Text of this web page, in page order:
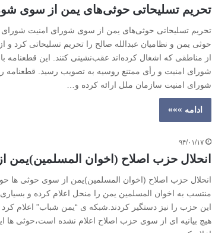
تحریم تسلیحاتی حوثی‌های یمن از سوی
تحریم تسلیحاتی حوثی‌های یمن از سوی شورای امنیت
حوثی یمن و نظامیان عبدالله صالح را تحریم تسلیحاتی کرد و
از مناطقی که اشغال کرده‌اند عقب‌نشینی کنند. این قطعنامه
شورای امنیت و رأی ممتنع روسیه به تصویب رسید. قطعنامه‌
شورای امنیت سازمان ملل ارائه کرده و…
ادامه »»»
۹۴/۰۱/۱۷
انحلال حزب اصلاح (اخوان المسلمین)یمن
انحلال حزب اصلاح (اخوان المسلمین)یمن از سوی حوثی ها
منتسب به اخوان المسلمین یمن را منحل اعلام کرده و
این حزب را نیز دستگیر کردند.شبکه ی “یمن شباب” اعلام کرد
هیچ بیانیه ای از سوی حزب اصلاح اعلام نشده است،حوثی ها